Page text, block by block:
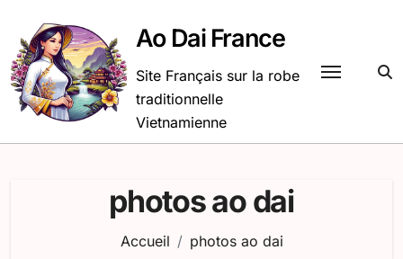
contenu
Ao Dai France
Site Français sur la robe
traditionnelle
Vietnamienne
photos ao dai
Accueil photos ao dai